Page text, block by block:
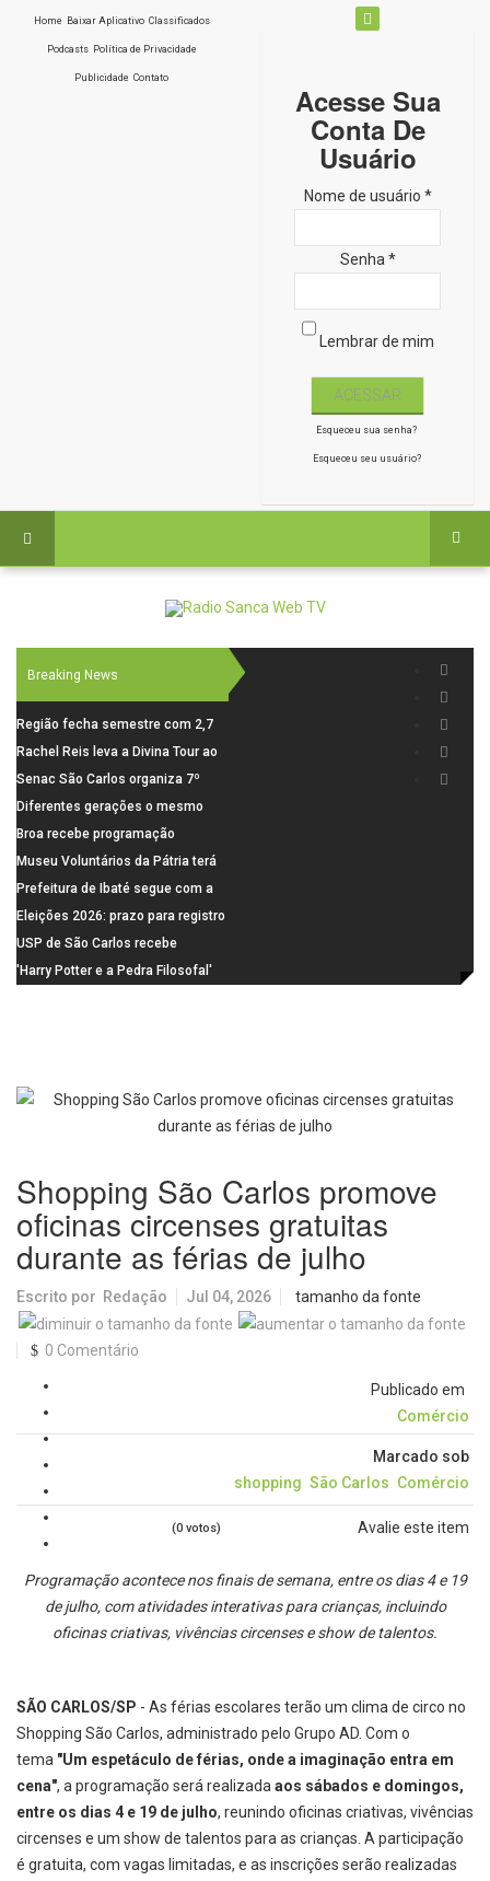
Home Baixar Aplicativo Classificados
Podcasts Política de Privacidade
Publicidade Contato
Acesse Sua
Conta De
Usuário
Nome de usuário *
Senha *
Lembrar de mim
Esqueceu sua senha?
Esqueceu seu usuário?
Breaking News
Região fecha semestre com 2,7
mil novosempregos e retoma
saldo positivo em junho
Rachel Reis leva a Divina Tour ao
interior de São Paulo com shows
inéditos em São Carlos e Jundiaí
Senac São Carlos organiza 7º
Fórum Internacional Senac de
Educadores com debates sobre
pensamento crítico, leitura e
diversidade
Diferentes gerações o mesmo
amor: pais do Saae contam como
a paternidade transformou suas
histórias
Broa recebe programação
esportiva com corrida, vela e
demonstração de paramotor
Museu Voluntários da Pátria terá
horário especial nesta segunda-
feira (10)
Prefeitura de Ibaté segue com a
Campanha do Agasalho segue
durante o mês de agosto
Eleições 2026: prazo para registro
de candidaturas acaba em 15 de
agosto
USP de São Carlos recebe
visitantes para apresentar cursos
'Harry Potter e a Pedra Filosofal'
Shopping São Carlos promove
oficinas circenses gratuitas
durante as férias de julho
Escrito por Redação Jul 04, 2026 tamanho da fonte
0 Comentário
Publicado em
Comércio
Marcado sob
shopping São Carlos Comércio
Avalie este item
(0 votos)
Programação acontece nos finais de semana, entre os dias 4 e 19
de julho, com atividades interativas para crianças, incluindo
oficinas criativas, vivências circenses e show de talentos.
SÃO CARLOS/SP - As férias escolares terão um clima de circo no
Shopping São Carlos, administrado pelo Grupo AD. Com o
tema "Um espetáculo de férias, onde a imaginação entra em
cena", a programação será realizadaaos sábados e domingos,
entre os dias 4 e 19 de julho, reunindo oficinas criativas, vivências
circenses e um show de talentos para as crianças. A participação
é gratuita, com vagas limitadas, e as inscrições serão realizadas